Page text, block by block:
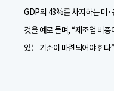
GDP의 43%를 차지하는 미·
것을 예로 들며, “제조업 비
있는 기준이 마련되어야 한다